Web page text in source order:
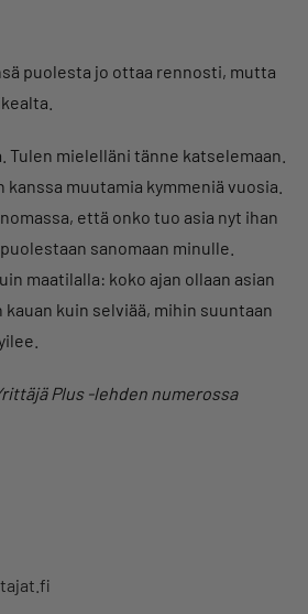
puolesta jo ottaa rennosti, mutta
Tulen mielelläni tänne katselemaan.
muutamia kymmeniä vuosia.
että onko tuo asia nyt ihan
sanomaan minulle.
maatilalla: koko ajan ollaan asian
kauan kuin selviää, mihin suuntaan
Plus -lehden numerossa